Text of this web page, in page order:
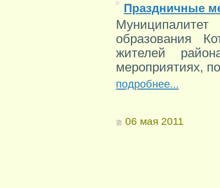
Праздничные
образования
жителей
мероприятиях,
подробнее...
06 мая 2011